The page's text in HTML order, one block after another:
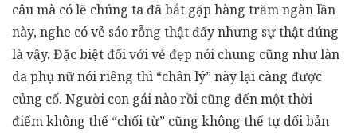
câu mà có lẽ chúng ta đã bắt gặp hàng trăm ngàn lần
này, nghe có vẻ sáo rỗng thật đấy nhưng sự thật đúng
là vậy. Đặc biệt đối với vẻ đẹp nói chung cũng như làn
da phụ nữ nói riêng thì “chân lý” này lại càng được
củng cố. Người con gái nào rồi cũng đến một thời
điểm không thể “chối từ” cũng không thể tự dối bản